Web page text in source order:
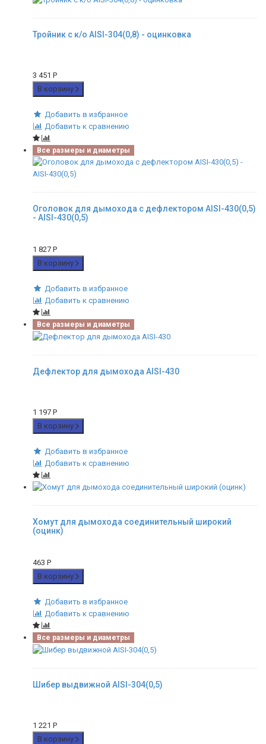
Тройник с к/о AISI-304(0,8) - оцинковка
3 451 Р
В корзину
Добавить в избранное
Добавить к сравнению
Все размеры и диаметры
Оголовок для дымохода с дефлектором AISI-430(0,5)
- AISI-430(0,5)
1 827 Р
В корзину
Добавить в избранное
Добавить к сравнению
Все размеры и диаметры
Дефлектор для дымохода AISI-430
1 197 Р
В корзину
Добавить в избранное
Добавить к сравнению
Хомут для дымохода соединительный широкий
(оцинк)
463 Р
В корзину
Добавить в избранное
Добавить к сравнению
Все размеры и диаметры
Шибер выдвижной AISI-304(0,5)
1 221 Р
В корзину